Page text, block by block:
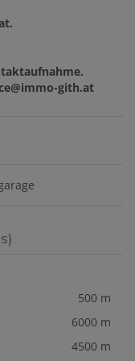
gith.at
500 m
6000 m
4500 m